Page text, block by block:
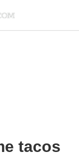
tacos